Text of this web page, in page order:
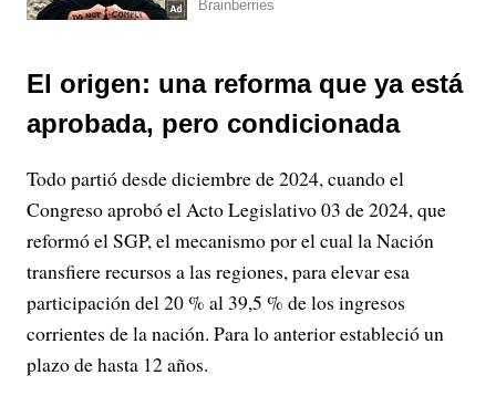
El origen: una reforma que ya está
aprobada, pero condicionada
Todo partió desde diciembre de 2024, cuando el
Congreso aprobó el Acto Legislativo 03 de 2024, que
reformó el SGP, el mecanismo por el cual la Nación
transfiere recursos a las regiones, para elevar esa
participación del 20 % al 39,5 % de los ingresos
corrientes de la nación. Para lo anterior estableció un
plazo de hasta 12 años.